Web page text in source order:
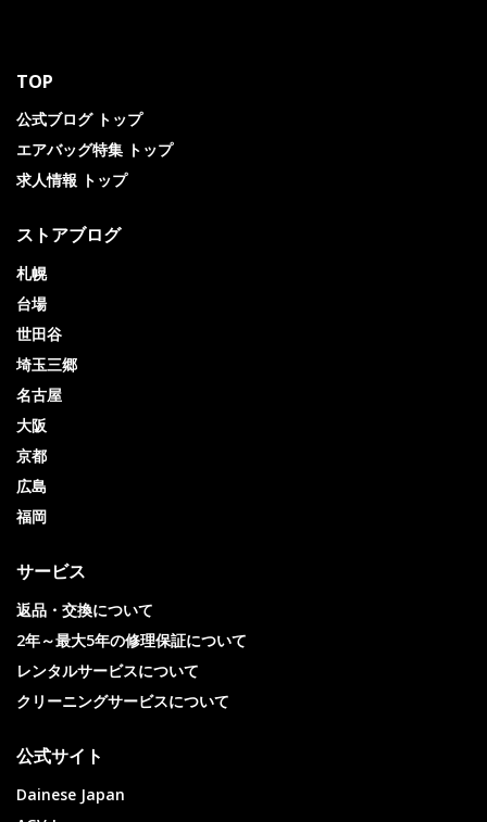
TOP
公式ブログ トップ
エアバッグ特集 トップ
求人情報 トップ
ストアブログ
札幌
台場
世田谷
埼玉三郷
名古屋
大阪
京都
広島
福岡
サービス
返品・交換について
2年～最大5年の修理保証について
レンタルサービスについて
クリーニングサービスについて
公式サイト
Dainese Japan